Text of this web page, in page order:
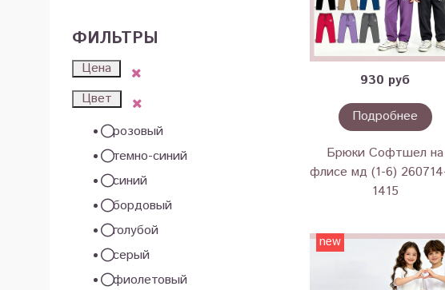
930 руб
Подробнее
Брюки Софтшел на
флисе мд (1-6)
1415
new
ФИЛЬТРЫ
Цена
Цвет
розовый
темно-синий
синий
бордовый
голубой
серый
фиолетовый